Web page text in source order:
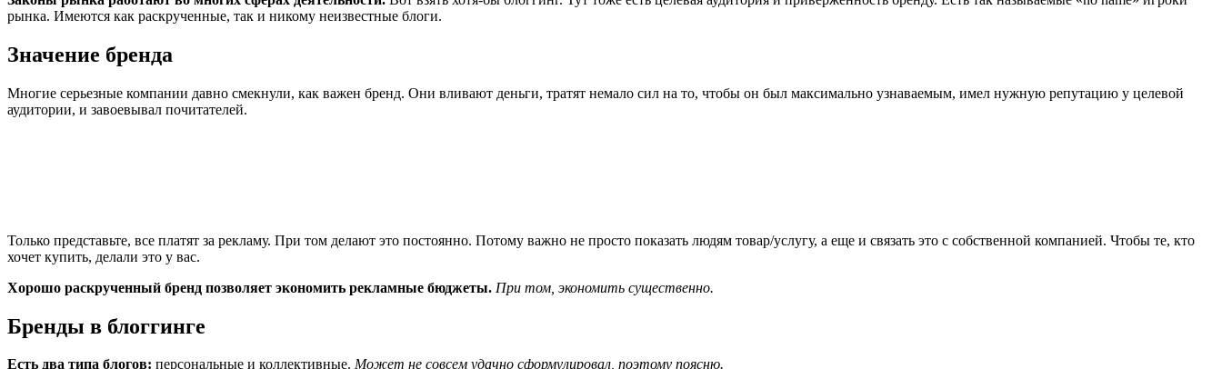
рынка. Имеются как раскрученные, так и никому неизвестные блоги.
Значение бренда
Многие серьезные компании давно смекнули, как важен бренд. Они вливают деньги, тратят немало сил на то, чтобы он был максимально узнаваемым, имел нужную репутацию у целевой
аудитории, и завоевывал почитателей.
Только представьте, все платят за рекламу. При том делают это постоянно. Потому важно не просто показать людям товар/услугу, а еще и связать это с собственной компанией. Чтобы те, кто
хочет купить, делали это у вас.
Хорошо раскрученный бренд позволяет экономить рекламные бюджеты. При том, экономить существенно.
Бренды в блоггинге
Есть два типа блогов: персональные и коллективные. Может не совсем удачно сформулировал, поэтому поясню.